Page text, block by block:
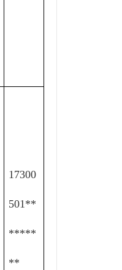
17300
501**
*****
**